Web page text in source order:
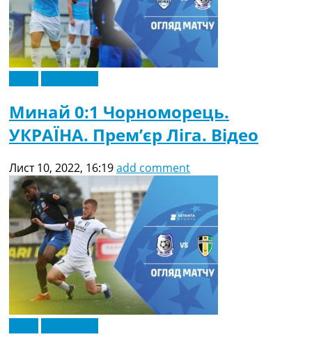
Минай 0:1 Чорноморець.
УКРАЇНА. Прем’єр Ліга. Відео
Лист 10, 2022, 16:19add comment